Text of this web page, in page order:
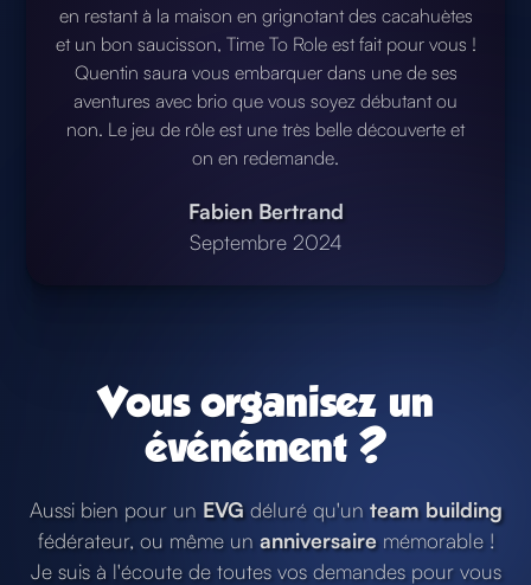
en restant à la maison en grignotant des cacahuètes
et un bon saucisson, Time To Role est fait pour vous !
Quentin saura vous embarquer dans une de ses
aventures avec brio que vous soyez débutant ou
non. Le jeu de rôle est une très belle découverte et
on en redemande.
Fabien Bertrand
Septembre 2024
Vous organisez un
événément ?
Aussi bien pour un EVGdéluré qu'un team building
fédérateur, ou même un anniversaire mémorable !
Je suis à l'écoute de toutes vos demandes pour vous